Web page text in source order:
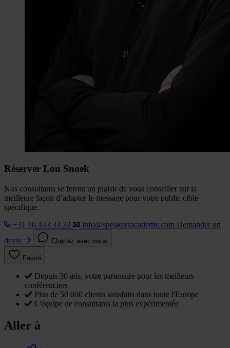
Réserver Lou Snoek
Nos consultants se feront un plaisir de vous conseiller sur la
meilleure façon d’adapter le message pour votre public cible
spécifique.
+31 10 433 33 22
info@speakersacademy.com Demander un
devis
Chattez avec nous
Favori
Depuis 30 ans, votre partenaire pour les meilleurs
conférenciers
Plus de 50 000 clients satisfaits dans toute l'Europe
L'équipe de consultants la plus expérimentée
Aller à